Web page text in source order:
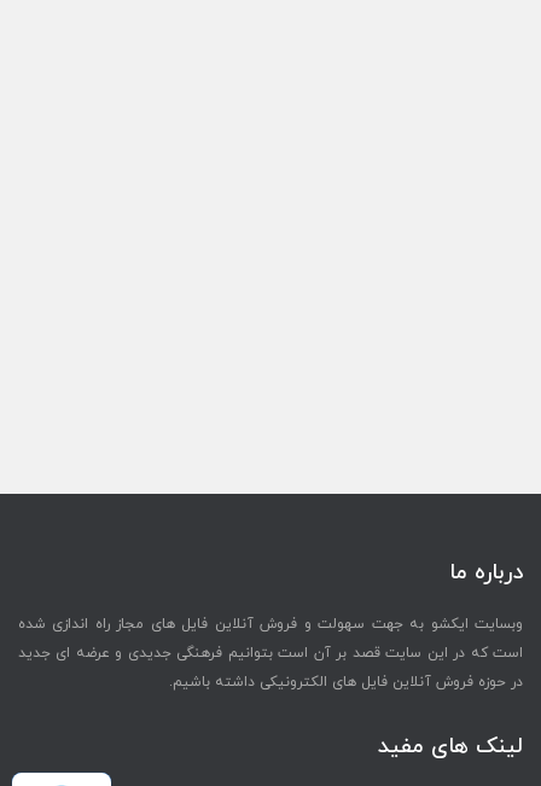
درباره ما
وبسایت ایکشو به جهت سهولت و فروش آنلاین فایل های مجاز راه اندازی شده
است که در این سایت قصد بر آن است بتوانیم فرهنگی جدیدی و عرضه ای جدید
در حوزه فروش آنلاین فایل های الکترونیکی داشته باشیم.
لینک های مفید